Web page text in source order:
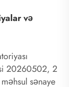
və
20260502, 2
sənaye